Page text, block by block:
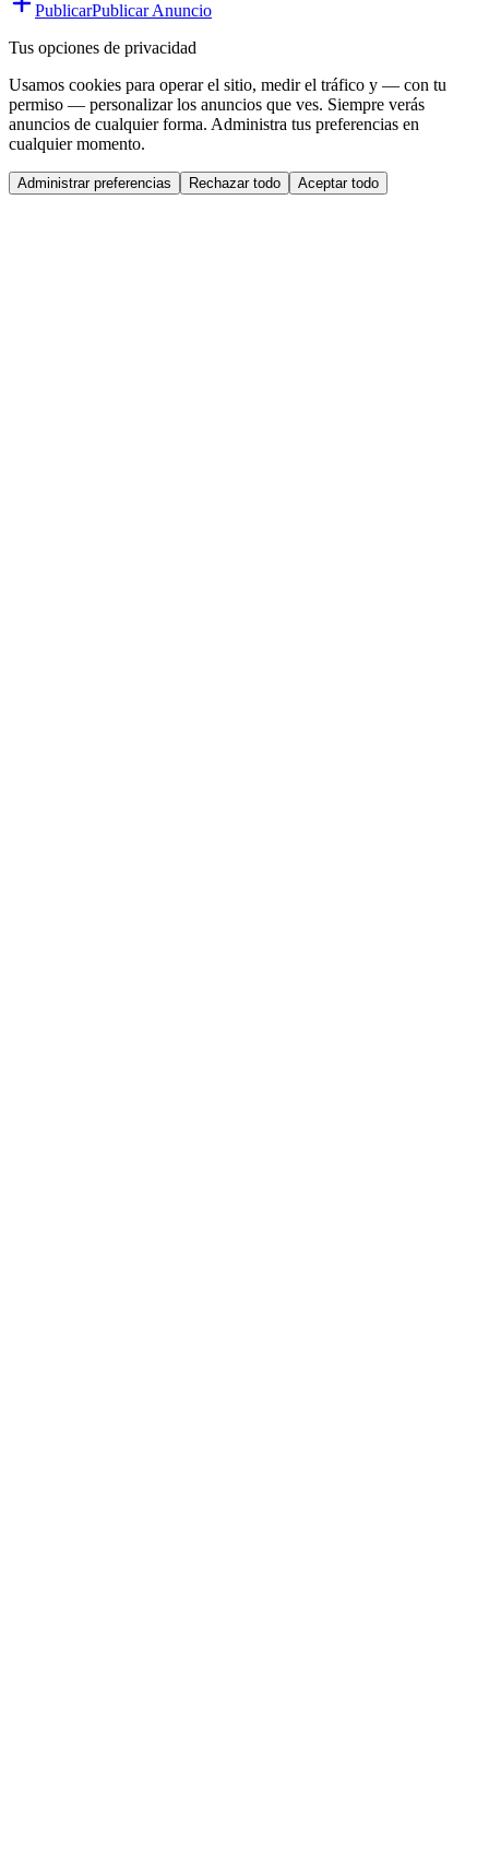
PublicarPublicar Anuncio
Tus opciones de privacidad
Usamos cookies para operar el sitio, medir el tráfico y — con tu
permiso — personalizar los anuncios que ves. Siempre verás
anuncios de cualquier forma. Administra tus preferencias en
cualquier momento.
Administrar preferencias Rechazar todo Aceptar todo